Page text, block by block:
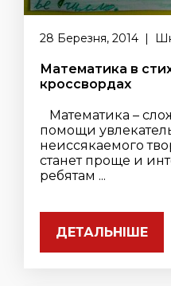
28 Березня, 2014 |
Математика в
кроссвордах
Математика –
помощи
неиссякаемого
станет проще и
ребятам ...
ДЕТАЛЬНІШЕ